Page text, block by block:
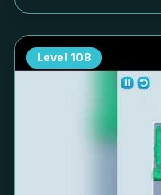
Level 108